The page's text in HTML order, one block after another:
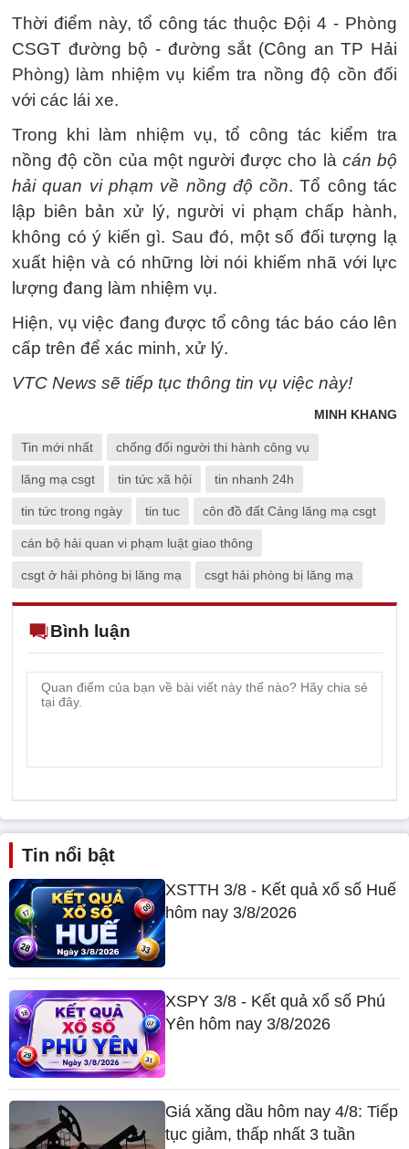
Thời điểm này, tổ công tác thuộc Đội 4 - Phòng
CSGT đường bộ - đường sắt (Công an TP Hải
Phòng) làm nhiệm vụ kiểm tra nồng độ cồn đối
với các lái xe.
Trong khi làm nhiệm vụ, tổ công tác kiểm tra
nồng độ cồn của một người được cho là cán bộ
hải quan vi phạm về nồng độ cồn. Tổ công tác
lập biên bản xử lý, người vi phạm chấp hành,
không có ý kiến gì. Sau đó, một số đối tượng lạ
xuất hiện và có những lời nói khiếm nhã với lực
lượng đang làm nhiệm vụ.
Hiện, vụ việc đang được tổ công tác báo cáo lên
cấp trên để xác minh, xử lý.
VTC News sẽ tiếp tục thông tin vụ việc này!
MINH KHANG
Tin mới nhất chống đối người thi hành công vụ
lăng mạ csgt tin tức xã hội tin nhanh 24h
tin tức trong ngày tin tuc côn đồ đất Cảng lăng mạ csgt
cán bộ hải quan vi phạm luật giao thông
csgt ở hải phòng bị lăng mạ csgt hải phòng bị lăng mạ
Bình luận
Tin nổi bật
XSTTH 3/8 - Kết quả xổ số Huế
hôm nay 3/8/2026
XSPY 3/8 - Kết quả xổ số Phú
Yên hôm nay 3/8/2026
Giá xăng dầu hôm nay 4/8: Tiếp
tục giảm, thấp nhất 3 tuần